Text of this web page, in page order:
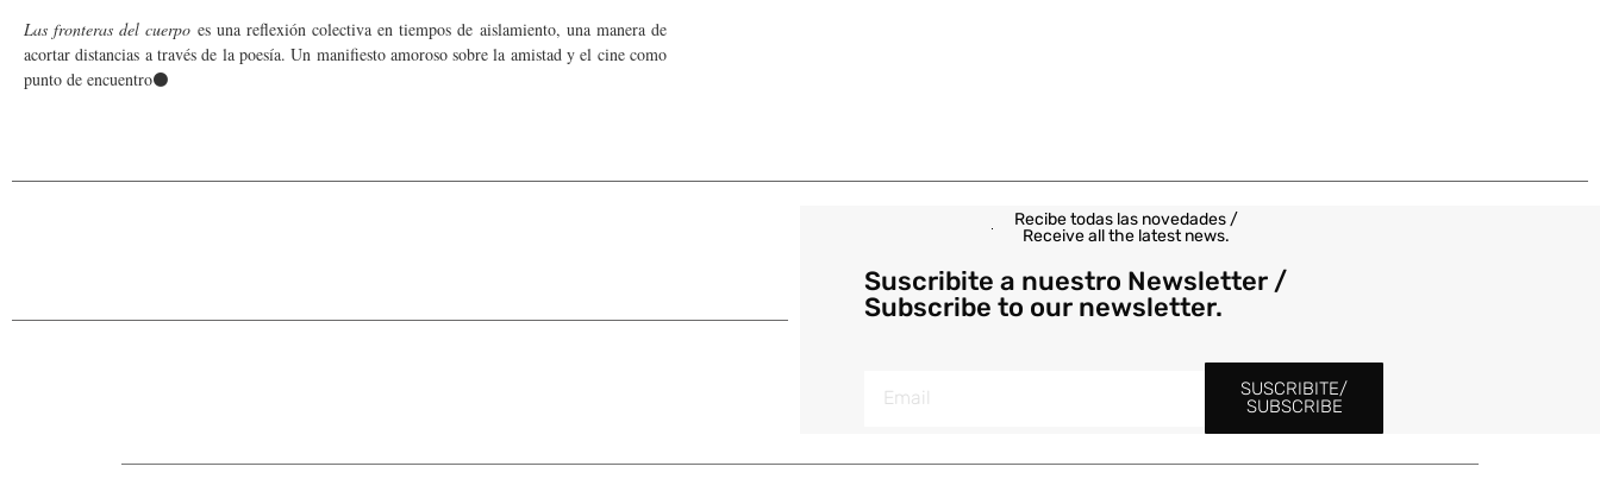
Las fronteras del cuerpo es una reflexión colectiva en tiempos de aislamiento, una manera de
acortar distancias a través de la poesía. Un manifiesto amoroso sobre la amistad y el cine como
punto de encuentro⚫
Recibe todas las novedades /
Receive all the latest news.
Suscribite a nuestro Newsletter /
Subscribe to our newsletter.
SUSCRIBITE/
SUBSCRIBE